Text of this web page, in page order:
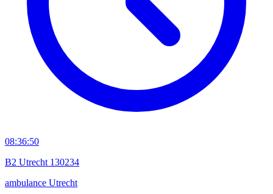
08:36:50
B2 Utrecht 130234
ambulance Utrecht